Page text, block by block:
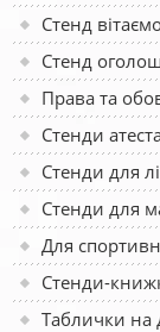
Стенд
Стенд
Права та
Стенди
Стенди для
Стенди для
Для
Стенди-
Таблички на